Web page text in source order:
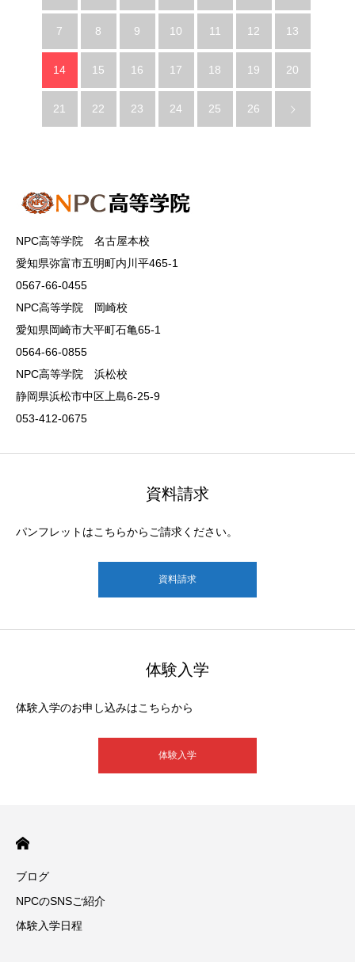
7 8 9 10 11 12 13
14 15 16 17 18 19 20
21 22 23 24 25 26
NPC高等学院 名古屋本校
愛知県弥富市五明町内川平465-1
0567-66-0455
NPC高等学院 岡崎校
愛知県岡崎市大平町石亀65-1
0564-66-0855
NPC高等学院 浜松校
静岡県浜松市中区上島6-25-9
053-412-0675
資料請求
パンフレットはこちらからご請求ください。
資料請求
体験入学
体験入学のお申し込みはこちらから
体験入学
ブログ
NPCのSNSご紹介
体験入学日程